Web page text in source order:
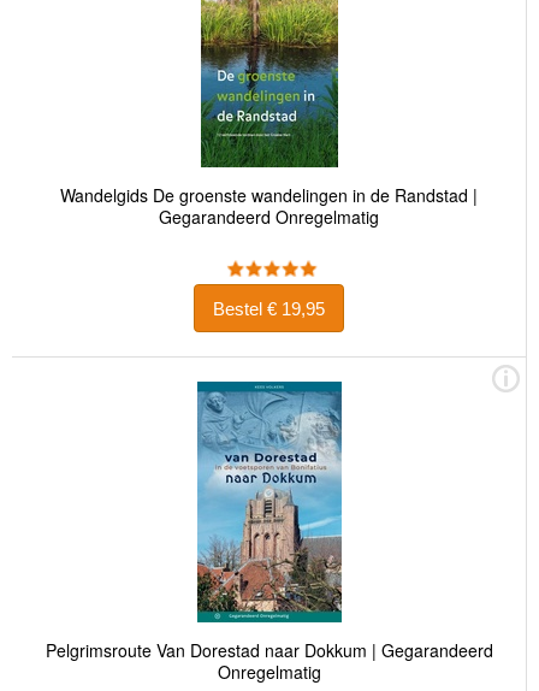
Wandelgids De groenste wandelingen in de Randstad |
Gegarandeerd Onregelmatig
Bestel € 19,95
Pelgrimsroute Van Dorestad naar Dokkum | Gegarandeerd
Onregelmatig